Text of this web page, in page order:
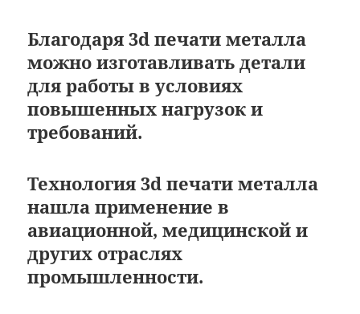
Благодаря 3d печати металла
можно изготавливать детали
для работы в условиях
повышенных нагрузок и
требований.
Технология 3d печати металла
нашла применение в
авиационной, медицинской и
других отраслях
промышленности.